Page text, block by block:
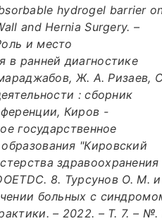
hydrogel barrier
and Hernia Surgery. –
и место
в ранней диагностике
Ж. А. Ризаев,
: сборник
Киров -
государственное
"Кировский
здравоохранения
8. Турсунов О. М. и
больных с
– 2022. – Т. 7. – №.